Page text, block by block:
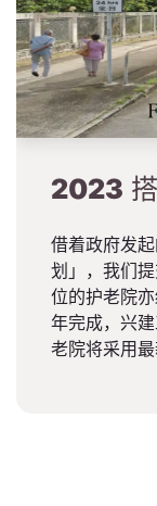
2023
借着政府发
划」，我们
位的护老院
年完成，兴
老院将采用最